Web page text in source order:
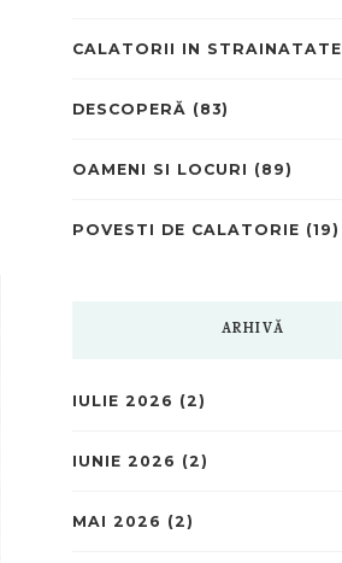
CALATORII IN STRAINATATE
DESCOPERĂ (83)
OAMENI SI LOCURI (89)
POVESTI DE CALATORIE (19)
ARHIVĂ
IULIE 2026 (2)
IUNIE 2026 (2)
MAI 2026 (2)